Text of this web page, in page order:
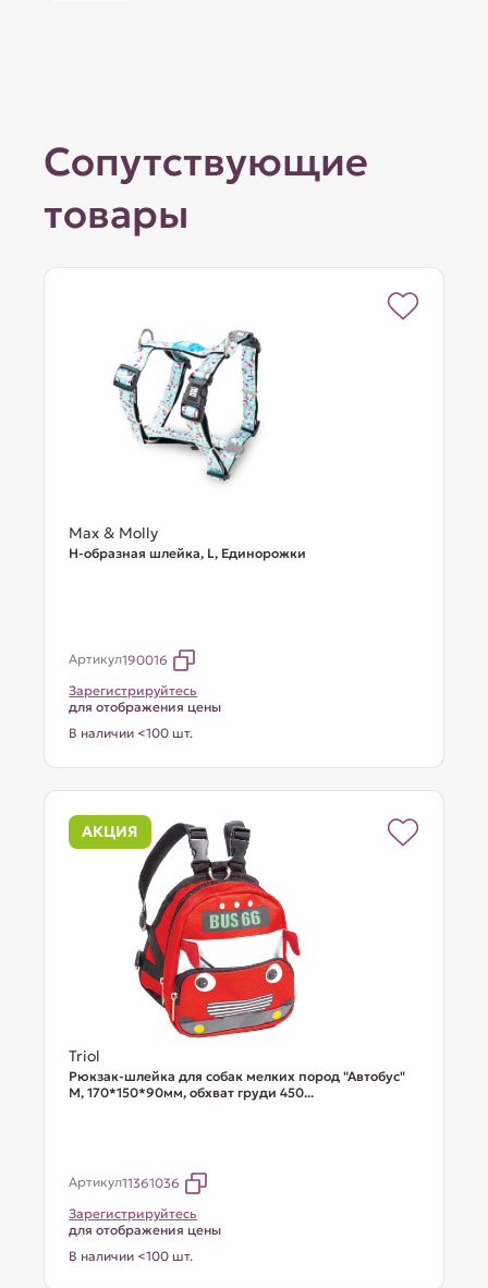
Сопутствующие
товары
Max & Molly
Н-образная шлейка, L, Единорожки
Артикул190016
Зарегистрируйтесь
для отображения цены
В наличии <100 шт.
АКЦИЯ
Triol
Рюкзак-шлейка для собак мелких пород "Автобус"
М, 170*150*90мм, обхват груди 450...
Артикул11361036
Зарегистрируйтесь
для отображения цены
В наличии <100 шт.